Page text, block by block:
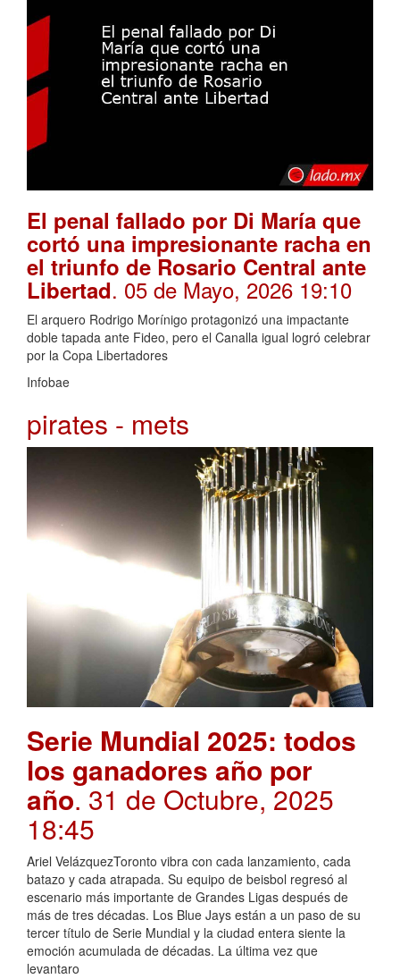
El penal fallado por Di María que
cortó una impresionante racha en
el triunfo de Rosario Central ante
Libertad. 05 de Mayo, 2026 19:10
El arquero Rodrigo Morínigo protagonizó una impactante
doble tapada ante Fideo, pero el Canalla igual logró celebrar
por la Copa Libertadores
Infobae
pirates - mets
Serie Mundial 2025: todos
los ganadores año por
año. 31 de Octubre, 2025
18:45
Ariel VelázquezToronto vibra con cada lanzamiento, cada
batazo y cada atrapada. Su equipo de beisbol regresó al
escenario más importante de Grandes Ligas después de
más de tres décadas. Los Blue Jays están a un paso de su
tercer título de Serie Mundial y la ciudad entera siente la
emoción acumulada de décadas. La última vez que
levantaro